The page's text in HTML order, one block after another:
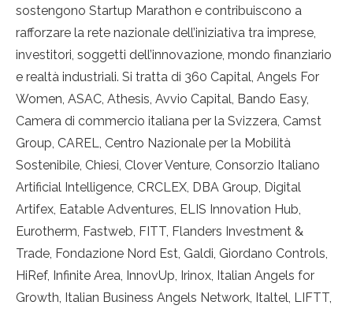
sostengono Startup Marathon e contribuiscono a
rafforzare la rete nazionale dell’iniziativa tra imprese,
investitori, soggetti dell’innovazione, mondo finanziario
e realtà industriali. Si tratta di 360 Capital, Angels For
Women, ASAC, Athesis, Avvio Capital, Bando Easy,
Camera di commercio italiana per la Svizzera, Camst
Group, CAREL, Centro Nazionale per la Mobilità
Sostenibile, Chiesi, Clover Venture, Consorzio Italiano
Artificial Intelligence, CRCLEX, DBA Group, Digital
Artifex, Eatable Adventures, ELIS Innovation Hub,
Eurotherm, Fastweb, FITT, Flanders Investment &
Trade, Fondazione Nord Est, Galdi, Giordano Controls,
HiRef, Infinite Area, InnovUp, Irinox, Italian Angels for
Growth, Italian Business Angels Network, Italtel, LIFTT,